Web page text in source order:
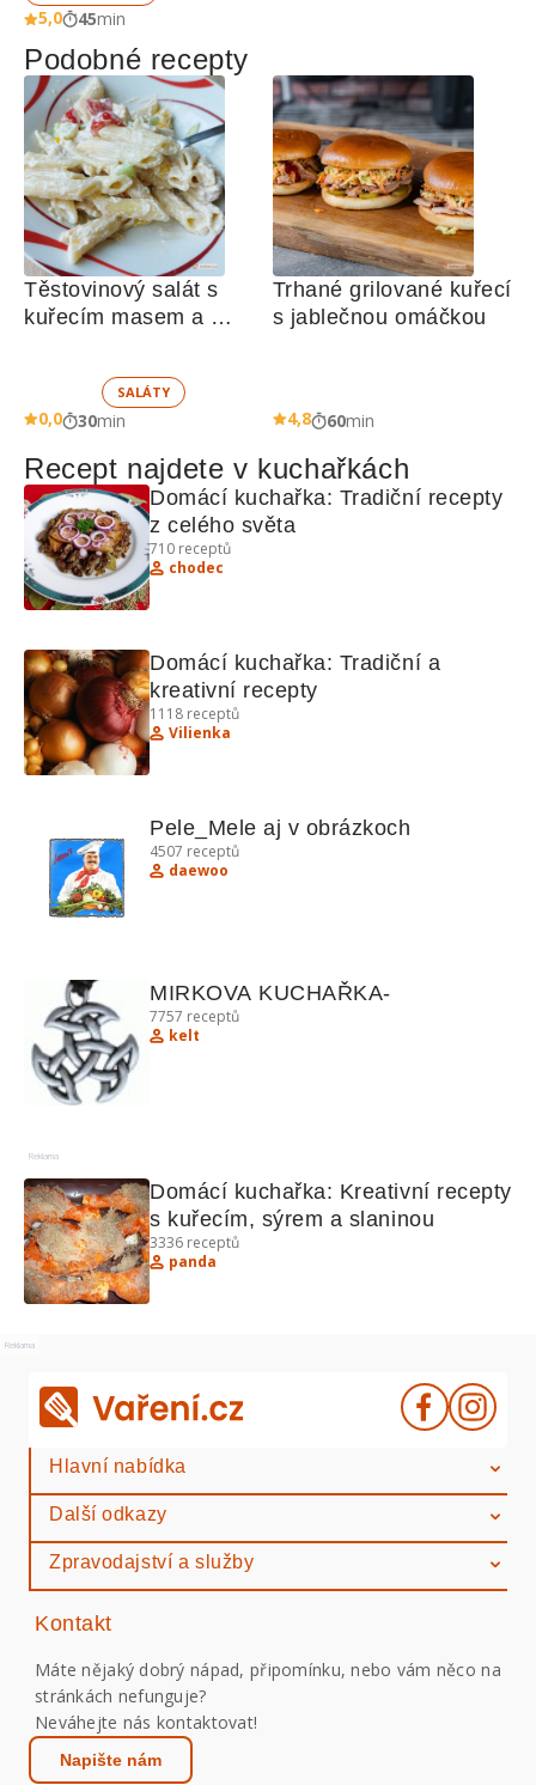
5,0 45min
Podobné recepty
Těstovinový salát s
kuřecím masem a
SALÁTY
0,0 30min
Trhané grilované kuřecí
s jablečnou omáčkou
4,8 60min
Recept najdete v kuchařkách
Domácí kuchařka: Tradiční recepty
z celého světa
710 receptů
chodec
Domácí kuchařka: Tradiční a
kreativní recepty
1118 receptů
Vilienka
Pele_Mele aj v obrázkoch
4507 receptů
daewoo
MIRKOVA KUCHAŘKA-
7757 receptů
kelt
Reklama
Domácí kuchařka: Kreativní recepty
s kuřecím, sýrem a slaninou
3336 receptů
panda
Reklama
Hlavní nabídka
Další odkazy
Zpravodajství a služby
Kontakt
Máte nějaký dobrý nápad, připomínku, nebo vám něco na
stránkách nefunguje?
Neváhejte nás kontaktovat!
Napište nám